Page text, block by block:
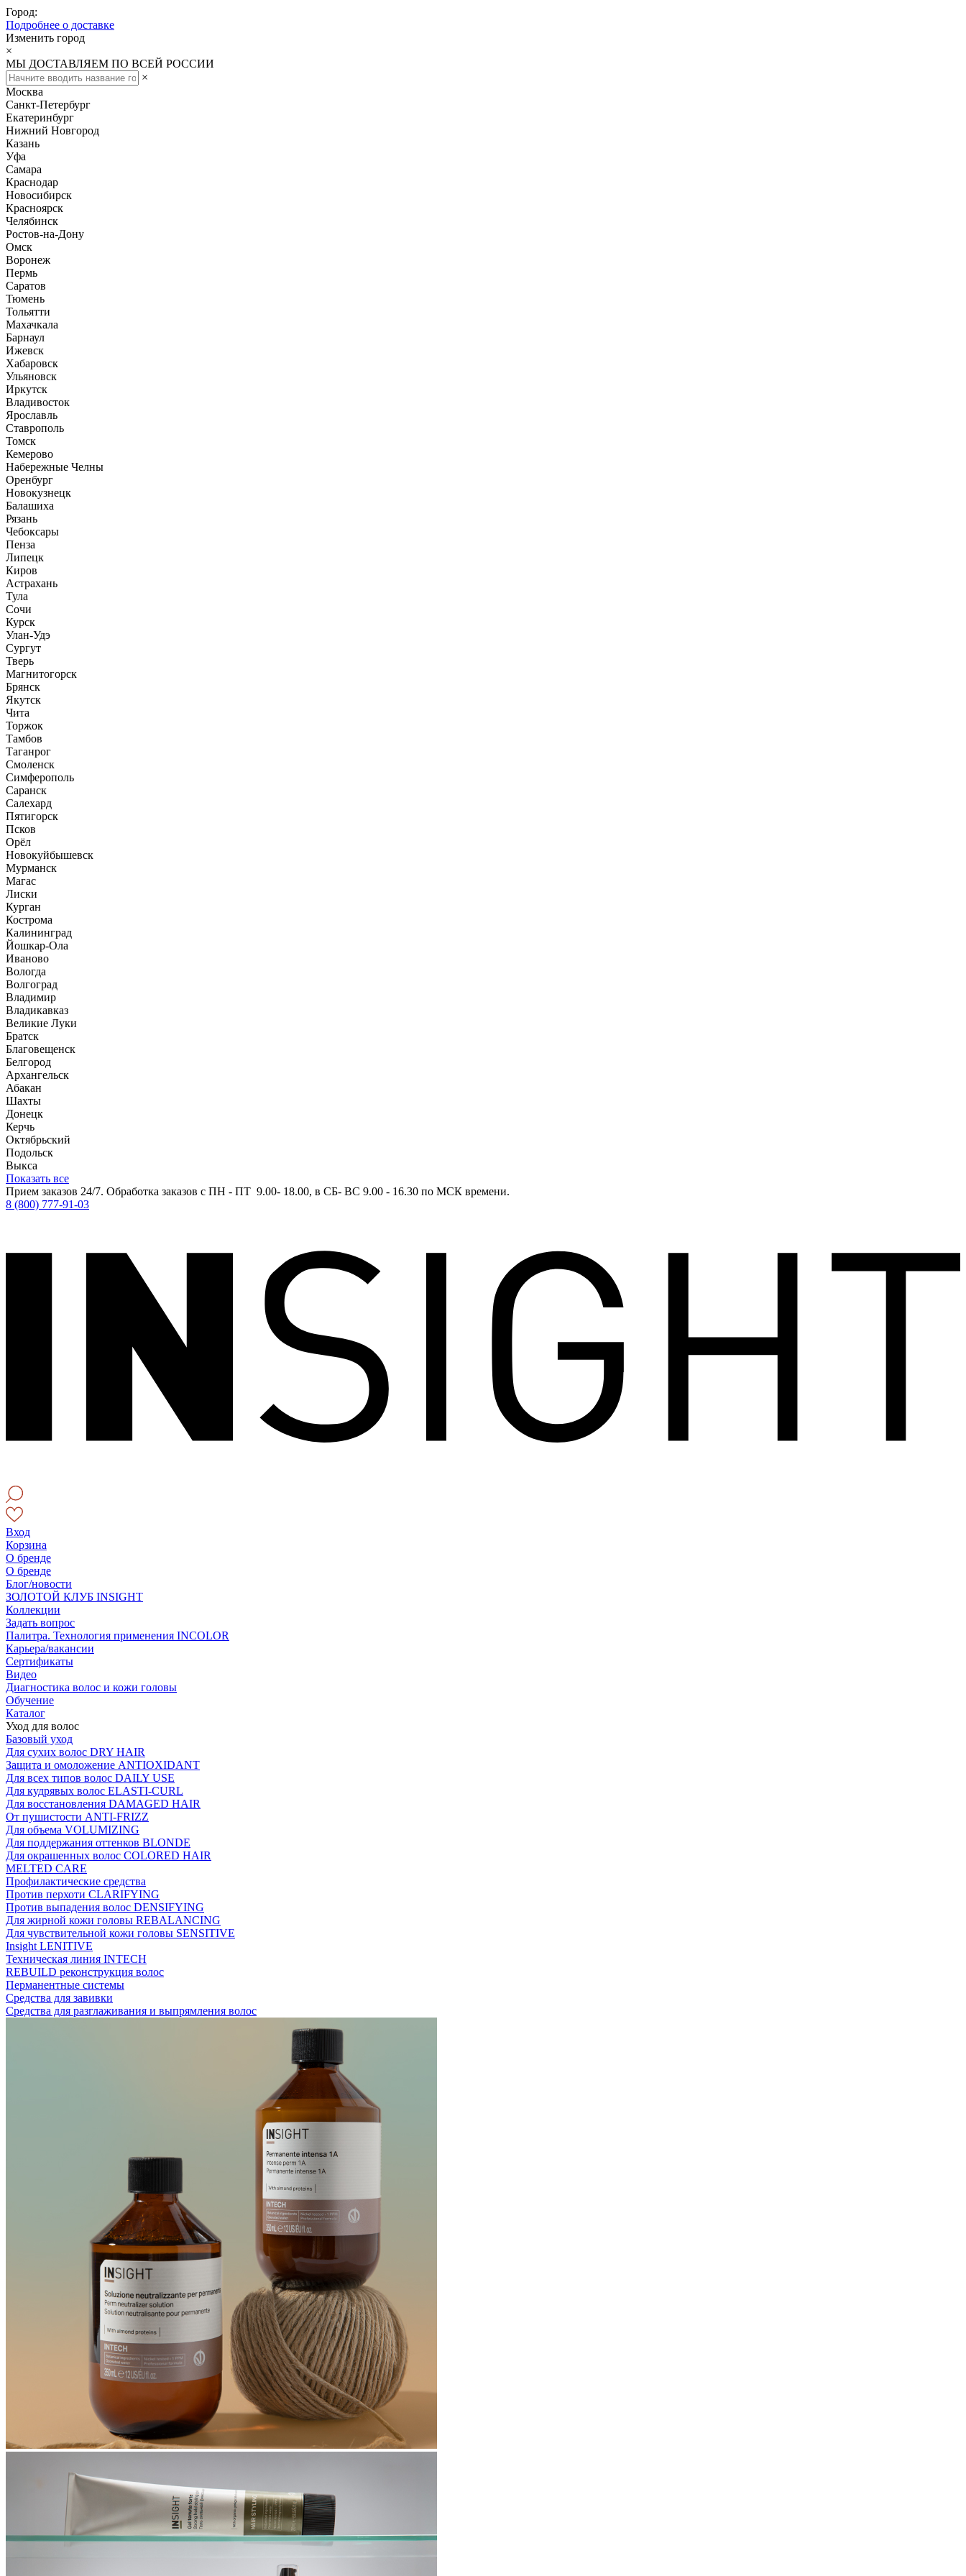
Город:
Подробнее о доставке
Изменить город
×
МЫ ДОСТАВЛЯЕМ ПО ВСЕЙ РОССИИ
×
Москва
Санкт-Петербург
Екатеринбург
Нижний Новгород
Казань
Уфа
Самара
Краснодар
Новосибирск
Красноярск
Челябинск
Ростов-на-Дону
Омск
Воронеж
Пермь
Саратов
Тюмень
Тольятти
Махачкала
Барнаул
Ижевск
Хабаровск
Ульяновск
Иркутск
Владивосток
Ярославль
Ставрополь
Томск
Кемерово
Набережные Челны
Оренбург
Новокузнецк
Балашиха
Рязань
Чебоксары
Пенза
Липецк
Киров
Астрахань
Тула
Сочи
Курск
Улан-Удэ
Сургут
Тверь
Магнитогорск
Брянск
Якутск
Чита
Торжок
Тамбов
Таганрог
Смоленск
Симферополь
Саранск
Салехард
Пятигорск
Псков
Орёл
Новокуйбышевск
Мурманск
Магас
Лиски
Курган
Кострома
Калининград
Йошкар-Ола
Иваново
Вологда
Волгоград
Владимир
Владикавказ
Великие Луки
Братск
Благовещенск
Белгород
Архангельск
Абакан
Шахты
Донецк
Керчь
Октябрьский
Подольск
Выкса
Показать все
Прием заказов 24/7. Обработка заказов с ПН - ПТ 9.00- 18.00, в СБ- ВС 9.00 - 16.30 по МСК времени.
8 (800) 777-91-03
Вход
Корзина
О бренде
О бренде
Блог/новости
ЗОЛОТОЙ КЛУБ INSIGHT
Коллекции
Задать вопрос
Палитра. Технология применения INCOLOR
Карьера/вакансии
Сертификаты
Видео
Диагностика волос и кожи головы
Обучение
Каталог
Уход для волос
Базовый уход
Для сухих волос DRY HAIR
Защита и омоложение ANTIOXIDANT
Для всех типов волос DAILY USE
Для кудрявых волос ELASTI-CURL
Для восстановления DAMAGED HAIR
От пушистости ANTI-FRIZZ
Для объема VOLUMIZING
Для поддержания оттенков BLONDE
Для окрашенных волос COLORED HAIR
MELTED CARE
Профилактические средства
Против перхоти CLARIFYING
Против выпадения волос DENSIFYING
Для жирной кожи головы REBALANCING
Для чувствительной кожи головы SENSITIVE
Insight LENITIVE
Техническая линия INTECH
REBUILD реконструкция волос
Перманентные системы
Средства для завивки
Средства для разглаживания и выпрямления волос